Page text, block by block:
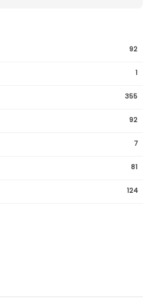
92
1
355
92
7
81
124